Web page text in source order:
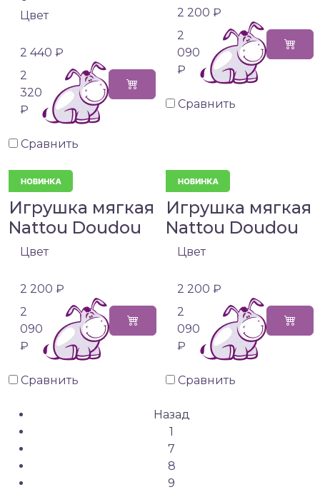
Цвет
2 440 ₽
2
320
₽
Сравнить
2 200 ₽
2
090
₽
Сравнить
Игрушка мягкая
Nattou Doudou
Цвет
2 200 ₽
2
090
₽
Сравнить
Игрушка мягкая
Nattou Doudou
Цвет
2 200 ₽
2
090
₽
Сравнить
Назад
1
7
8
9